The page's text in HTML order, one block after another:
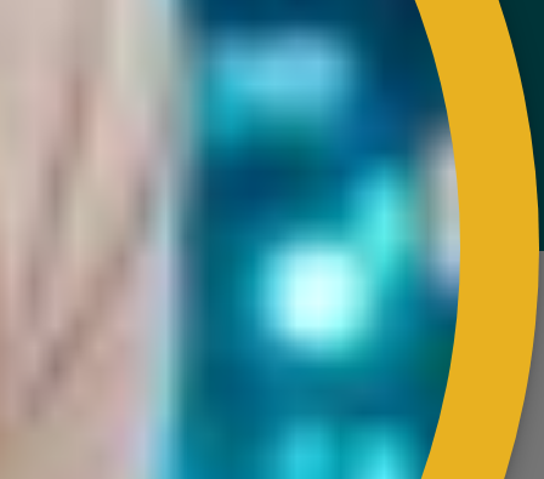
VISITORS COUNTER
Latest Update : 05-August-2026.
COPYRIGHT RESERVED 2023 @ RUBBER INDUSTRY
SMALLHOLDERS DEVELOPMENT AUTHORITY